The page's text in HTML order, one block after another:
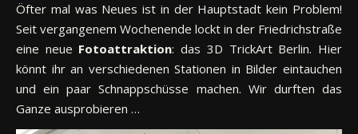
Öfter mal was Neues ist in der Hauptstadt kein Problem!
Seit vergangenem Wochenende lockt in der Friedrichstraße
eine neue Fotoattraktion: das 3D TrickArt Berlin. Hier
könnt ihr an verschiedenen Stationen in Bilder eintauchen
und ein paar Schnappschüsse machen. Wir durften das
Ganze ausprobieren …